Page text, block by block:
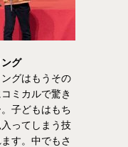
グ
グはもうその
ミカルで驚き
子どもはもち
ってしまう技
す。中でもさ